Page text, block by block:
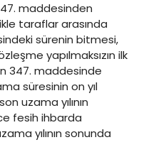
maddesinden
taraflar arasında
sürenin bitmesi,
yapılmaksızın ilk
347. maddesinde
süresinin on yıl
uzama yılının
fesih ihbarda
yılının sonunda